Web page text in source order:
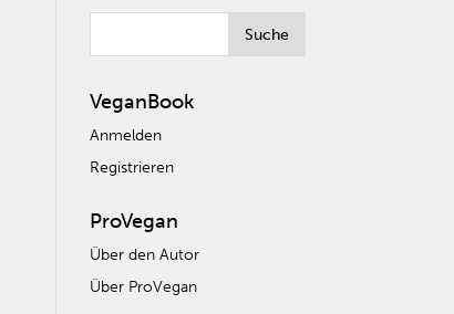
VeganBook
Anmelden
Registrieren
ProVegan
Über den Autor
Über ProVegan